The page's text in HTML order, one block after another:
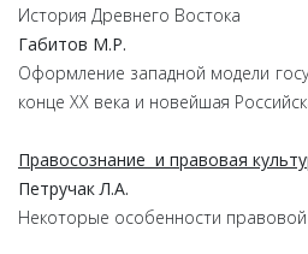
История Древнего Востока
Габитов М.Р.
Оформление западной модели
конце XX века и новейшая
Правосознание и правовая
Петручак Л.А.
Некоторые особенности правовой